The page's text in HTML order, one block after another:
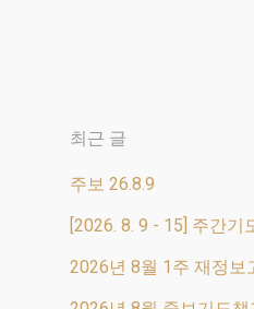
최근 글
주보 26.8.9
[2026. 8. 9 - 15] 주간기
2026년 8월 1주 재정보